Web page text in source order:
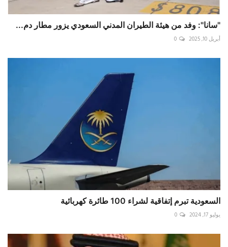
"سانا": وفد من هيئة الطيران المدني السعودي يزور مطار دم...
أبريل 10, 2025 0
السعودية تبرم إتفاقية لشراء 100 طائرة كهربائية
يوليو 17, 2024 0